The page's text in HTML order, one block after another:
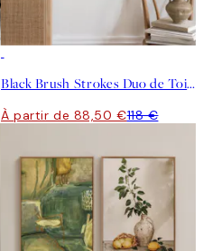
Black Brush Strokes Duo de Toiles
À partir de 88,50 €118 €